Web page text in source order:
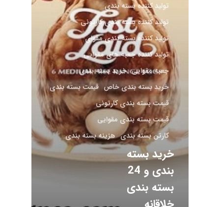
تولید کننده بسته بندی
تولید کننده بسته بندی کارتونی
تولید کننده بسته بندی مقوای
تولید کننده جعبه های مقوایی
جعبه مقوایی خرید بسته بندی
خرید بسته بندی خاص قیمت بسته بندی
قیمت بسته بندی کارتونی
قیمت بسته بندی مقوایی
کارتن بسته بندی هزینه بسته بندی
خرید بسته
بندی و 24
بسته بندی